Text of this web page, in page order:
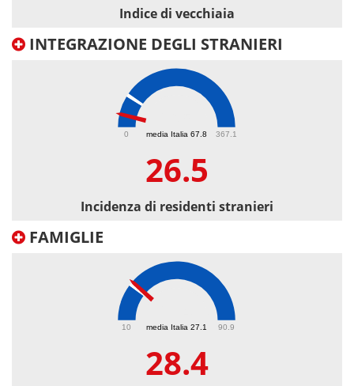
Indice di vecchiaia
INTEGRAZIONE DEGLI STRANIERI
media Italia 67.8
0 367.1
26.5
Incidenza di residenti stranieri
FAMIGLIE
media Italia 27.1
10 90.9
28.4